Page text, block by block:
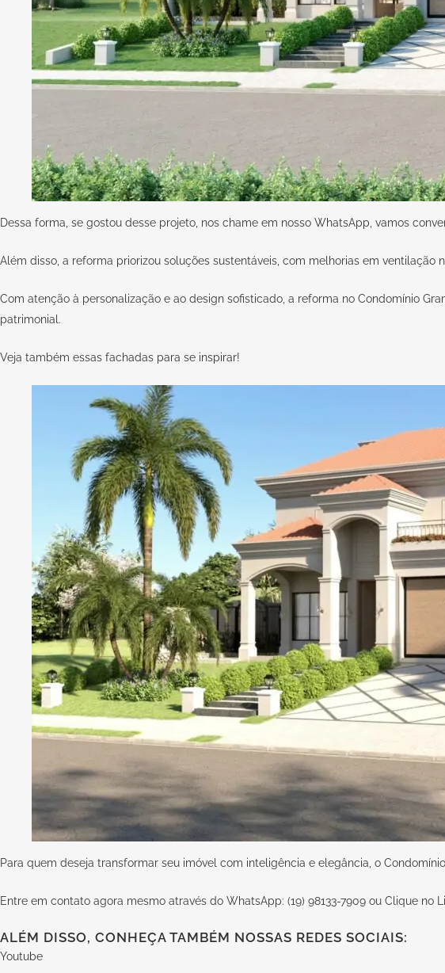
Dessa forma, se gostou desse projeto, nos chame em nosso WhatsApp, vamos
Além disso, a reforma priorizou soluções sustentáveis, com melhorias em
Com atenção à personalização e ao design sofisticado, a reforma no Condomínio
patrimonial.
Veja também essas fachadas para se inspirar!
Para quem deseja transformar seu imóvel com inteligência e elegância, o
Entre em contato agora mesmo através do WhatsApp: (19) 98133-7909 ou Clique no
ALÉM DISSO, CONHEÇA TAMBÉM NOSSAS REDES SOCIAIS:
Youtube